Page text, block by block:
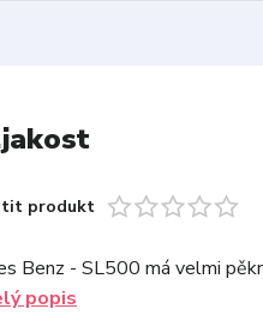
produkt
Benz - SL500 má velmi
popis